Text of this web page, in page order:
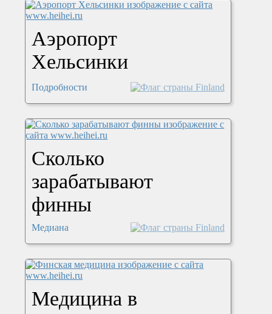
Аэропорт
Хельсинки
Подробности
Сколько
зарабатывают
финны
Медиана
Медицина в